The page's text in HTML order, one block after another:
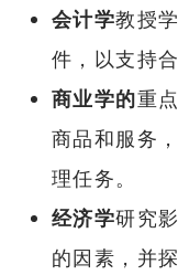
会计学教授
件，以支持
商业学的重
商品和服务
理任务。
经济学研究
的因素，并